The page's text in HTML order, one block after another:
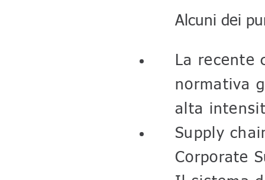
Alcuni dei
La recente
normativa
alta
Supply
Corporate